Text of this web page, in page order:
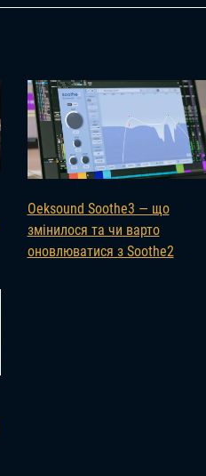
Oeksound Soothe3 — що
змінилося та чи варто
оновлюватися з Soothe2